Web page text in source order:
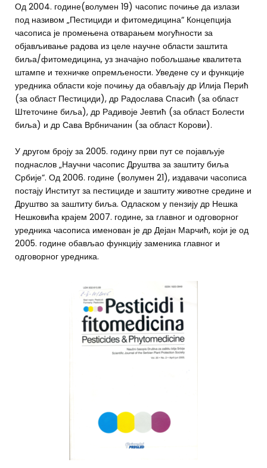
Од 2004. године(волумен 19) часопис почиње да излази
под називом „Пестициди и фитомедицина“ Концепција
часописа је промењена отварањем могућности за
објављивање радова из целе научне области заштита
биља/фитомедицина, уз значајно побољшање квалитета
штампе и техничке опремљености. Уведене су и функције
уредника области које почињу да обављају др Илија Перић
(за област Пестициди), др Радослава Спасић (за област
Штеточине биља), др Радивоје Јевтић (за област Болести
биља) и др Сава Врбничанин (за област Корови).
У другом броју за 2005. годину први пут се појављује
поднаслов „Научни часопис Друштва за заштиту биља
Србије“. Од 2006. године (волумен 21), издавачи часописа
постају Институт за пестициде и заштиту животне средине и
Друштво за заштиту биља. Одласком у пензију др Нешка
Нешковића крајем 2007. године, за главног и одговорног
уредника часописа именован је др Дејан Марчић, који је од
2005. године обављао функцију заменика главног и
одговорног уредника.